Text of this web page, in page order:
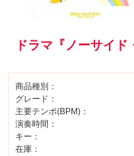
ドラマ『ノーサイ
商品種別：
グレード：
主要テンポ(BPM)：
演奏時間：
キー：
在庫：